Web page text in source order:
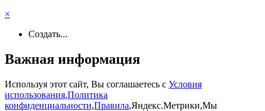
×
Создать...
Важная информация
Используя этот сайт, Вы соглашаетесь с Условия
использования,Политика
конфиденциальности,Правила,Яндекс.Метрики,Мы